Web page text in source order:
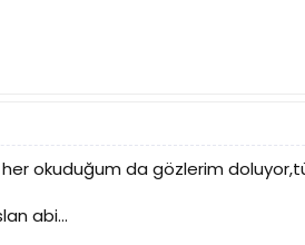
okuduğum da gözlerim
abi...